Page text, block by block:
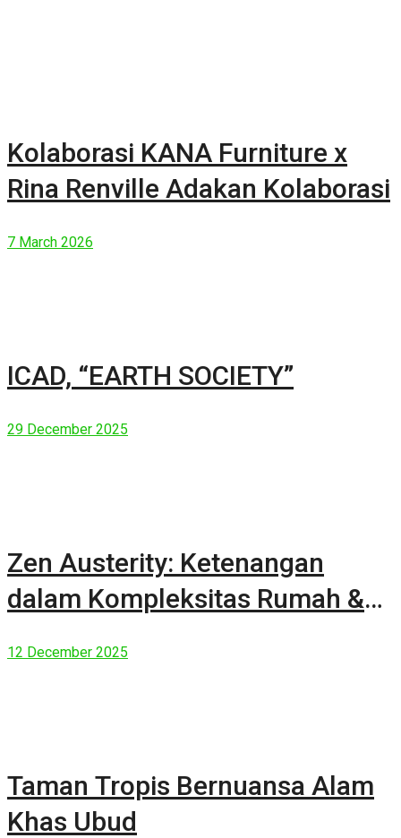
Kolaborasi KANA Furniture x
Rina Renville Adakan Kolaborasi
7 March 2026
ICAD, “EARTH SOCIETY”
29 December 2025
Zen Austerity: Ketenangan
dalam Kompleksitas Rumah &
12 December 2025
Taman Tropis Bernuansa Alam
Khas Ubud